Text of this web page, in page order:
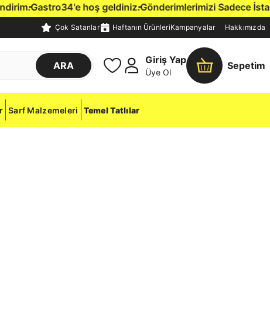
Gastro34'e hoş geldiniz.Gönderimlerimizi Sadece
Çok Satanlar Haftanın ÜrünleriKampanyalar Hakkımızda
ARA
Giriş Yap
Üye Ol
Sepetim
Sarf Malzemeleri Temel Tatlılar